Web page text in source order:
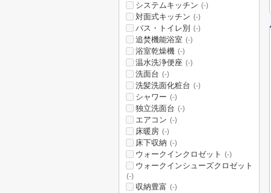
システムキッチン (-)
対面式キッチン (-)
バス・トイレ別 (-)
追焚機能浴室 (-)
浴室乾燥機 (-)
温水洗浄便座 (-)
洗面台 (-)
洗髪洗面化粧台 (-)
シャワー (-)
独立洗面台 (-)
エアコン (-)
床暖房 (-)
床下収納 (-)
ウォークインクロゼット (-)
ウォークインシューズクロゼット
(-)
収納豊富 (-)